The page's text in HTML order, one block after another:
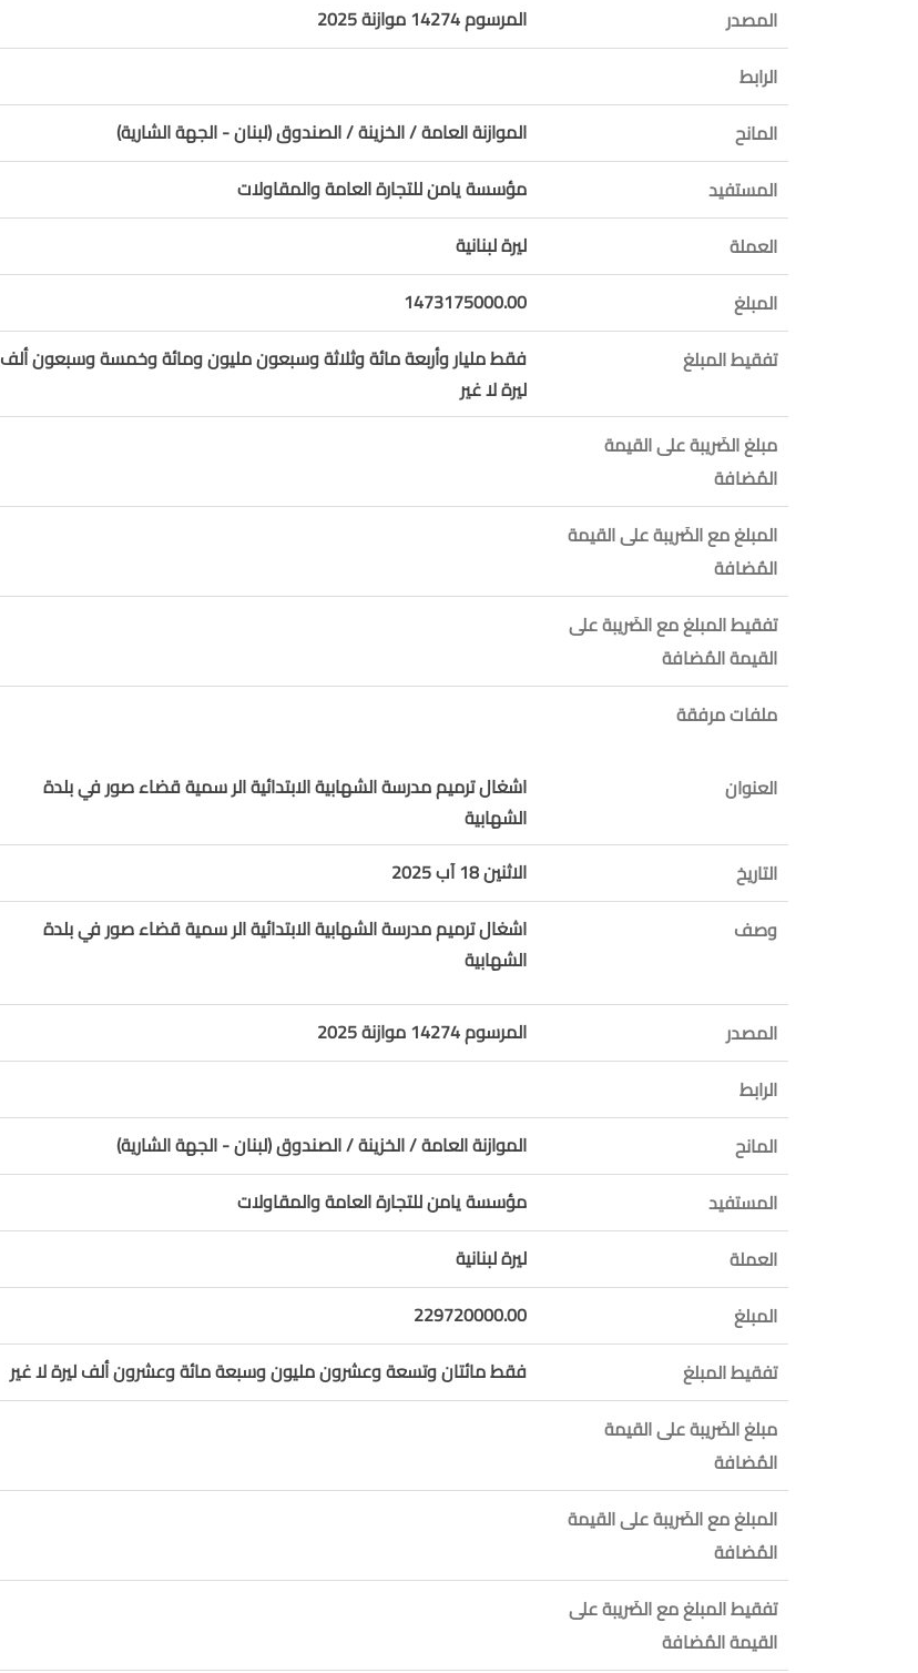
المصدر
المرسوم 14274 موازنة 2025
الرابط
المانح
الموازنة العامة / الخزينة / الصندوق (لبنان - الجهة الشارية)
المستفيد
مؤسسة يامن للتجارة العامة والمقاولات
العملة
ليرة لبنانية
المبلغ
1473175000.00
تفقيط المبلغ
فقط مليار وأربعة مائة وثلاثة وسبعون مليون ومائة وخمسة وسبعون ألف
ليرة لا غير
مبلغ الضَريبة على القيمة
المُضافة
المبلغ مع الضَريبة على القيمة
المُضافة
تفقيط المبلغ مع الضَريبة على
القيمة المُضافة
ملفات مرفقة
العنوان
اشغال ترميم مدرسة الشهابية الابتدائية الر سمية قضاء صور في بلدة
الشهابية
التاريخ
الاثنين 18 آب 2025
وصف
اشغال ترميم مدرسة الشهابية الابتدائية الر سمية قضاء صور في بلدة
الشهابية
المصدر
المرسوم 14274 موازنة 2025
الرابط
المانح
الموازنة العامة / الخزينة / الصندوق (لبنان - الجهة الشارية)
المستفيد
مؤسسة يامن للتجارة العامة والمقاولات
العملة
ليرة لبنانية
المبلغ
229720000.00
تفقيط المبلغ
فقط مائتان وتسعة وعشرون مليون وسبعة مائة وعشرون ألف ليرة لا غير
مبلغ الضَريبة على القيمة
المُضافة
المبلغ مع الضَريبة على القيمة
المُضافة
تفقيط المبلغ مع الضَريبة على
القيمة المُضافة